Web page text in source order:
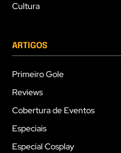
Cultura
ARTIGOS
Primeiro Gole
Reviews
Cobertura de Eventos
Especiais
Especial Cosplay